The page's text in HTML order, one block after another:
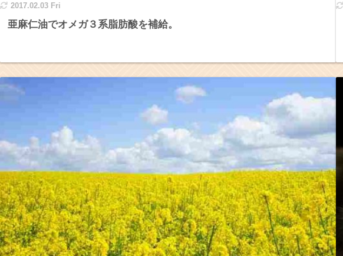
2017.02.03 Fri
亜麻仁油でオメガ３系脂肪酸を補給。